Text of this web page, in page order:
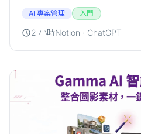
AI 專案管理 入門
2 小時Notion · ChatGPT